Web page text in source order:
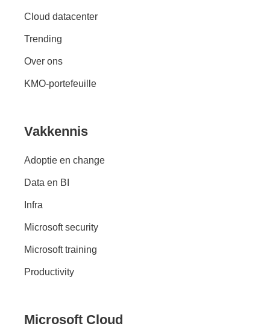
Cloud datacenter
Trending
Over ons
KMO-portefeuille
Vakkennis
Adoptie en change
Data en BI
Infra
Microsoft security
Microsoft training
Productivity
Microsoft Cloud